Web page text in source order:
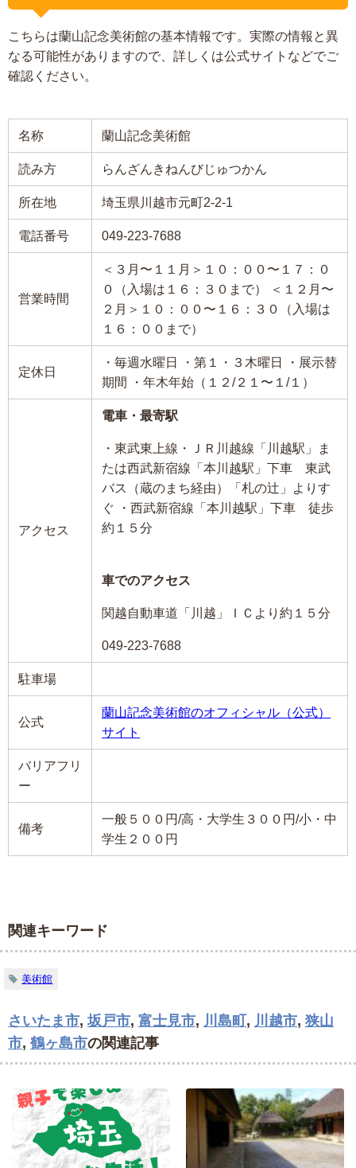
こちらは蘭山記念美術館の基本情報です。実際の情報と異
なる可能性がありますので、詳しくは公式サイトなどでご
確認ください。
名称 蘭山記念美術館
読み方 らんざんきねんびじゅつかん
所在地 埼玉県川越市元町2-2-1
電話番号 049-223-7688
営業時間
＜３月〜１１月＞１０：００〜１７：０
０（入場は１６：３０まで） ＜１２月〜
２月＞１０：００〜１６：３０（入場は
１６：００まで）
定休日
・毎週水曜日 ・第１・３木曜日 ・展示替
期間 ・年木年始（１２/２１〜１/１）
アクセス
電車・最寄駅
・東武東上線・ＪＲ川越線「川越駅」ま
たは西武新宿線「本川越駅」下車 東武
バス（蔵のまち経由）「札の辻」よりす
ぐ ・西武新宿線「本川越駅」下車 徒歩
約１５分
車でのアクセス
関越自動車道「川越」ＩＣより約１５分
049-223-7688
駐車場
公式
蘭山記念美術館のオフィシャル（公式）
サイト
バリアフリ
ー
備考
一般５００円/高・大学生３００円/小・中
学生２００円
関連キーワード
美術館
さいたま市,坂戸市, 富士見市, 川島町 , 川越市, 狭山
市, 鶴ヶ島市の関連記事